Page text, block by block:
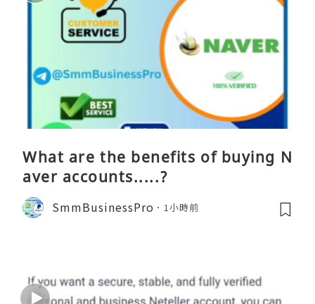
What are the benefits of buying N
aver accounts.....?
SmmBusinessPro 1小時前